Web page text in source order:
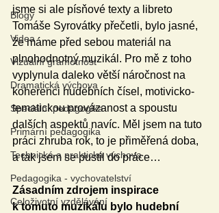
Blogy
Videa
Vizuální gramotnost
Dramatická výchova
Speciální pedagogika
Primární pedagogika
Technická a praktická výchova
Pedagogika - vychovatelství
Celoživotní vzdělávání
jsme si ale písňové texty a libreto
Tomáše Syrovátky přečetli, bylo jasné,
že máme před sebou materiál na
plnohodnotný muzikál. Pro mě z toho
vyplynula daleko větší náročnost na
koherenci hudebních čísel, motivicko-
tematickou provázanost a spoustu
dalších aspektů navíc. Měl jsem na tuto
práci zhruba rok, to je přiměřená doba,
a tak jsem se pustil do práce…
Zásadním zdrojem inspirace
k tomuto muzikálu bylo hudební